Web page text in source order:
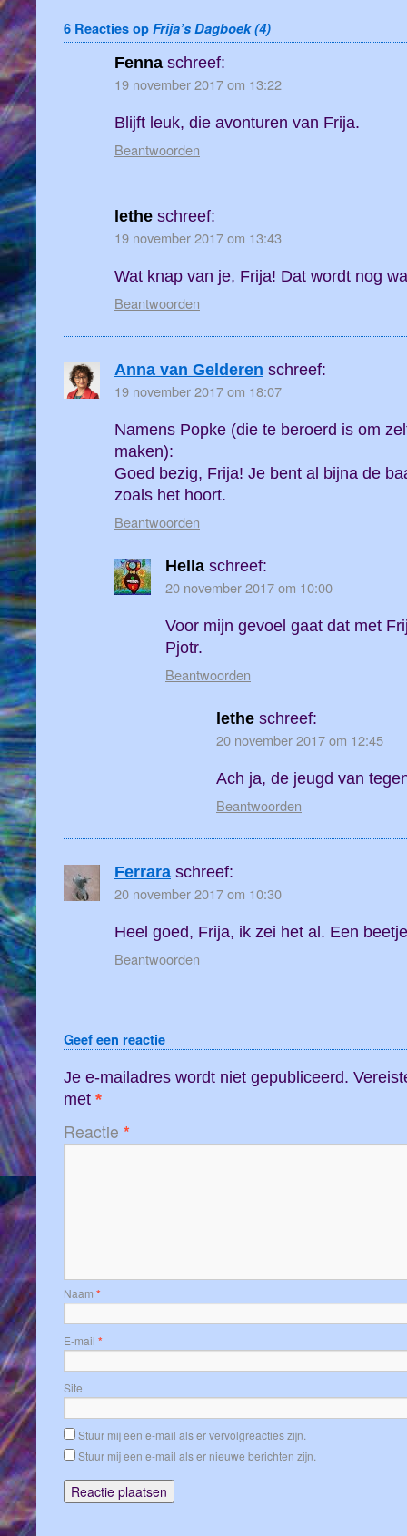
6 Reacties op Frija’s Dagboek (4)
Fenna schreef:
19 november 2017 om 13:22
Blijft leuk, die avonturen van Frija.
Beantwoorden
lethe schreef:
19 november 2017 om 13:43
Wat knap van je, Frija! Dat wordt nog
Beantwoorden
Anna van Gelderen schreef:
19 november 2017 om 18:07
Namens Popke (die te beroerd is om
maken):
Goed bezig, Frija! Je bent al bijna de
zoals het hoort.
Beantwoorden
Hella schreef:
20 november 2017 om 10:00
Voor mijn gevoel gaat dat met
Pjotr.
Beantwoorden
lethe schreef:
20 november 2017 om 12:45
Ach ja, de jeugd van
Beantwoorden
Ferrara schreef:
20 november 2017 om 10:30
Heel goed, Frija, ik zei het al. Een
Beantwoorden
Geef een reactie
Je e-mailadres wordt niet gepubliceerd.
met *
Reactie *
Naam *
E-mail *
Site
Stuur mij een e-mail als er vervolgreacties zijn.
Stuur mij een e-mail als er nieuwe berichten zijn.